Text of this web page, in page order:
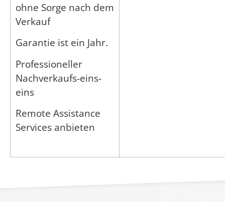
ohne Sorge nach dem
Verkauf
Garantie ist ein Jahr.
Professioneller
Nachverkaufs-eins-
eins
Remote Assistance
Services anbieten